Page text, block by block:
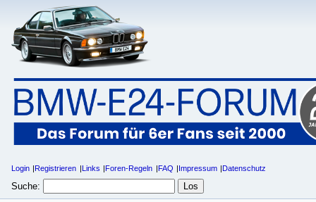
Login Registrieren Links Foren-Regeln FAQ Impressum Datenschutz
Suche: